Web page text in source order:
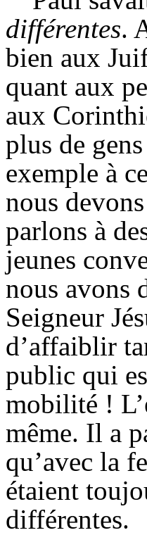
différentes.
bien aux
quant aux
aux
plus de
exemple à
nous
parlons à
jeunes
nous avons
Seigneur
d’affaiblir
public qui
mobilité !
même. Il a
qu’avec la
étaient
différentes.